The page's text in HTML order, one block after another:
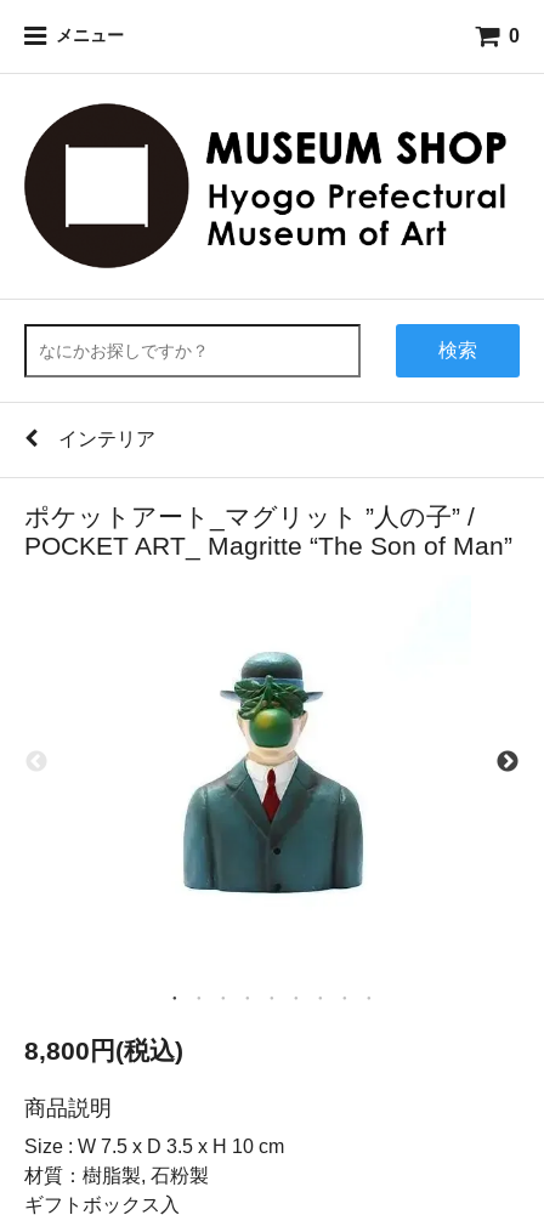
メニュー 0
検索
インテリア
ポケットアート_マグリット ”人の子” /
POCKET ART_ Magritte “The Son of Man”
8,800円(税込)
商品説明
Size : W 7.5 x D 3.5 x H 10 cm
材質：樹脂製, 石粉製
ギフトボックス入